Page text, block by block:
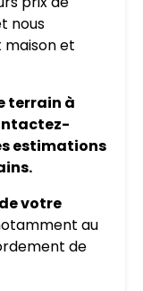
nous
et
terrain à
estimations
votre
au
de